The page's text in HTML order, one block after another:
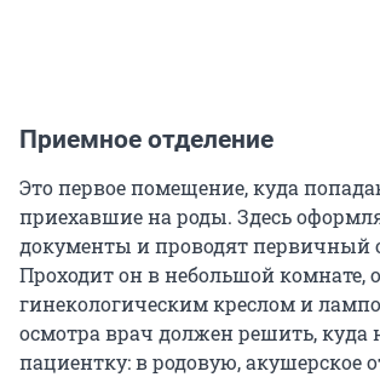
Приемное отделение
Это первое помещение, куда
приехавшие на роды. Здесь
документы и проводят первичный
Проходит он в небольшой комнате,
гинекологическим креслом и
осмотра врач должен решить, куда
пациентку: в родовую, акушерское